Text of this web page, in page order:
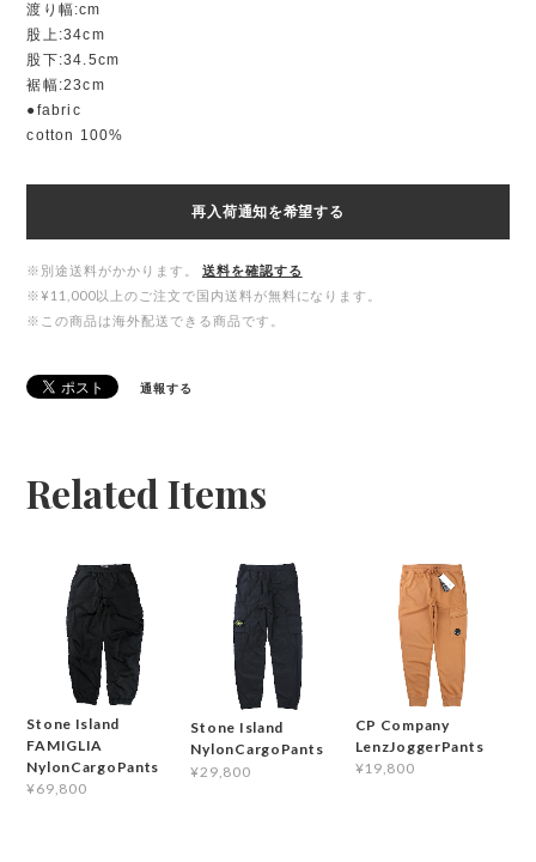
渡り幅:cm
股上:34cm
股下:34.5cm
裾幅:23cm
●fabric
cotton 100%
再入荷通知を希望する
※別途送料がかかります。
送料を確認する
※¥11,000以上のご注文で国内送料が無料になります。
※この商品は海外配送できる商品です。
通報する
Related Items
Stone Island
FAMIGLIA
NylonCargoPants
¥69,800
Stone Island
NylonCargoPants
¥29,800
CP Company
LenzJoggerPants
¥19,800